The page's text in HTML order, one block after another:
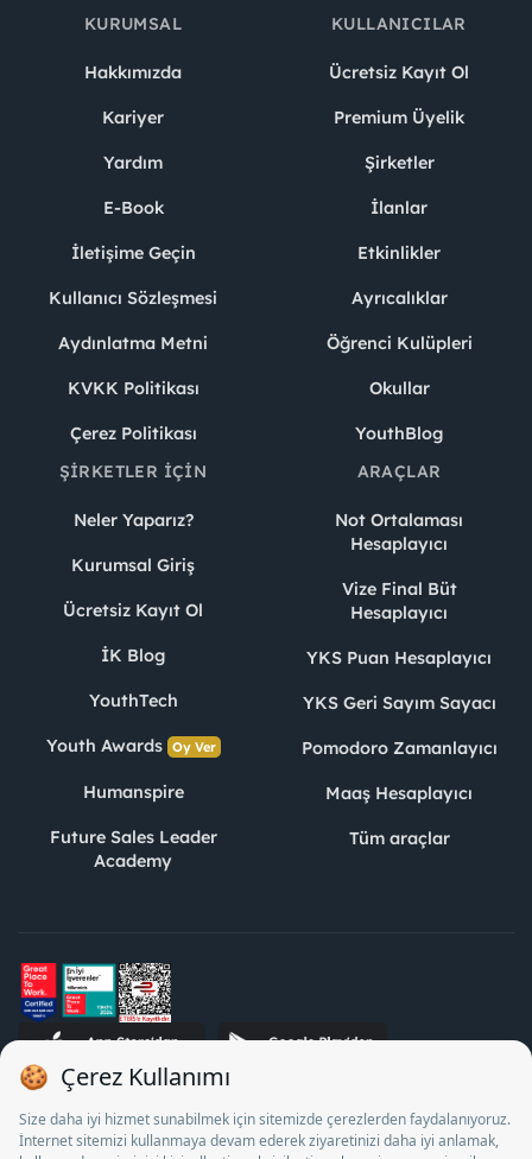
KURUMSAL
Hakkımızda
Kariyer
Yardım
E-Book
İletişime Geçin
Kullanıcı Sözleşmesi
Aydınlatma Metni
KVKK Politikası
Çerez Politikası
KULLANICILAR
Ücretsiz Kayıt Ol
Premium Üyelik
Şirketler
İlanlar
Etkinlikler
Ayrıcalıklar
Öğrenci Kulüpleri
Okullar
YouthBlog
ŞIRKETLER İÇIN
Neler Yaparız?
Kurumsal Giriş
Ücretsiz Kayıt Ol
İK Blog
YouthTech
Youth Awards Oy Ver
Humanspire
Future Sales Leader
Academy
ARAÇLAR
Not Ortalaması
Hesaplayıcı
Vize Final Büt
Hesaplayıcı
YKS Puan Hesaplayıcı
YKS Geri Sayım Sayacı
Pomodoro Zamanlayıcı
Maaş Hesaplayıcı
Tüm araçlar
STJ İnsan Kaynakları Bilişim ve Danışmanlık A.Ş. Özel İstihdam